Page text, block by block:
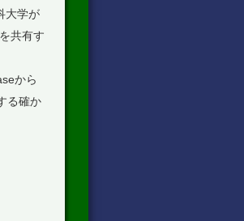
大学が
共有す
から
る確か